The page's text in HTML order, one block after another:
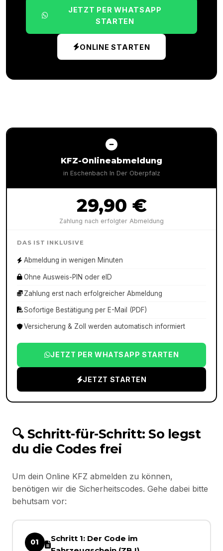
JETZT PER WHATSAPP
STARTEN
ONLINE STARTEN
KFZ-Onlineabmeldung
in Eschenbach In Der Oberpfalz
29,90 €
Zahlung nach erfolgter Abmeldung
DAS IST INKLUSIVE
Abmeldung in wenigen Minuten
Ohne Ausweis-PIN oder eID
Zahlung erst nach erfolgreicher Abmeldung
Sofortige Bestätigung per E-Mail (PDF)
Versicherung & Zoll werden automatisch informiert
JETZT PER WHATSAPP STARTEN
JETZT STARTEN
🔍 Schritt-für-Schritt: So legst
du die Codes frei
Um dein Online KFZ abmelden zu können,
benötigen wir die Sicherheitscodes. Gehe dabei bitte
behutsam vor:
01
Schritt 1: Der Code im